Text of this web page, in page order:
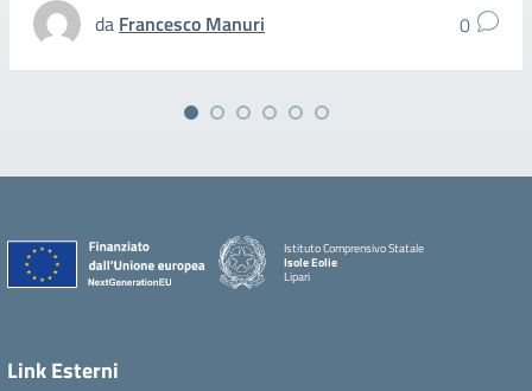
da Francesco Manuri 0
Istituto Comprensivo Statale
Isole Eolie
Lipari
Link Esterni